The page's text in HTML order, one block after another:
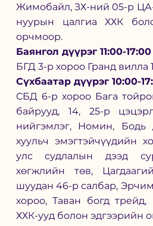
Жимобайл, ЗХ-ний 05-р
нуурын цалгиа ХХК
орчмоор.
Баянгол дүүрэг 11:00-
БГД 3-р хороо Гранд вилла
Сүхбаатар дүүрэг 10:00-
СБД 6-р хороо Бага
байрууд, 14, 25-р
нийгэмлэг, Номин, Бодь
хуульч эмэгтэйчүүдийн
улс судлалын дээд
хөгжлийн төв,
шуудан 46-р салбар,
хороо, Таван богд
ХХК-ууд болон эдгээрийн